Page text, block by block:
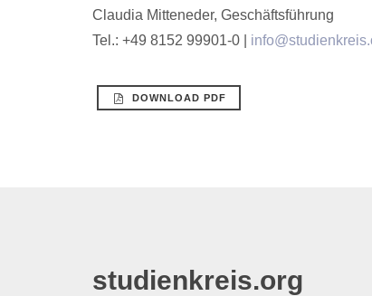
Claudia Mitteneder, Geschäftsführung
Tel.: +49 8152 99901-0 |
DOWNLOAD PDF
studienkreis.org